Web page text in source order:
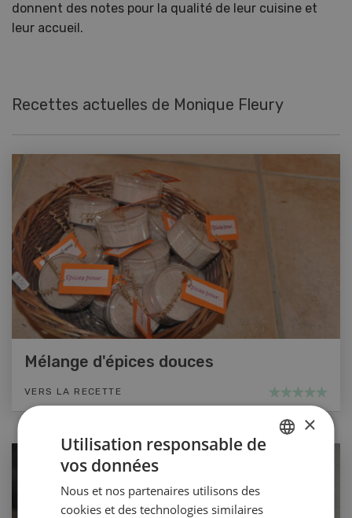
donnent des notes pour la qualité de leur cuisine et
leur accueil.
Recettes actuelles de Monique Fleury
Mélange d'épices douces
VERS LA RECETTE
×
Utilisation responsable de
vos données
Nous et nos partenaires utilisons des
cookies et des technologies similaires